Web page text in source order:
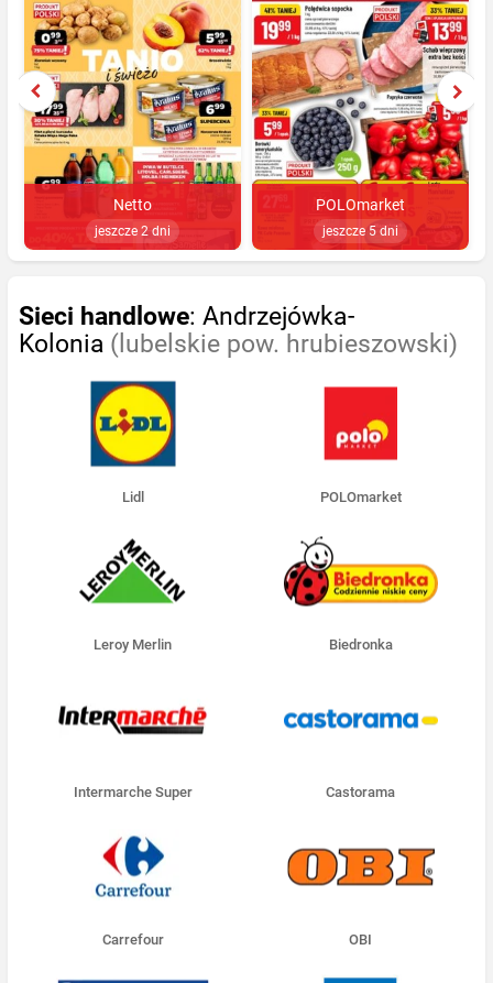
Netto
jeszcze 2 dni
POLOmarket
jeszcze 5 dni
Sieci handlowe: Andrzejówka-
Kolonia (lubelskie pow. hrubieszowski)
Lidl POLOmarket
Leroy Merlin Biedronka
Intermarche Super Castorama
Carrefour OBI